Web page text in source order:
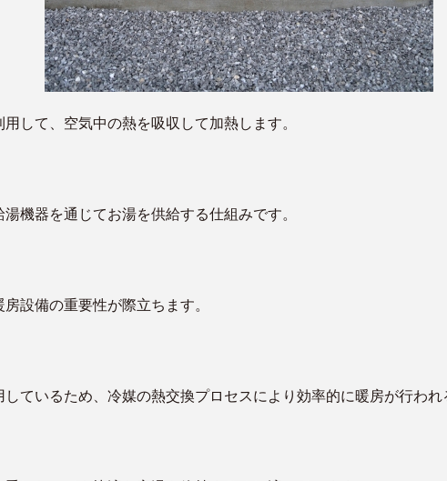
して、空気中の熱を吸収して加熱します。
機器を通じてお湯を供給する仕組みです。
設備の重要性が際立ちます。
ているため、冷媒の熱交換プロセスにより効率的に暖房が行われ